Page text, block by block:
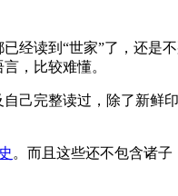
经读到“世家”了，还是
，比较难懂。
完整读过，除了新鲜
。而且这些还不包含诸